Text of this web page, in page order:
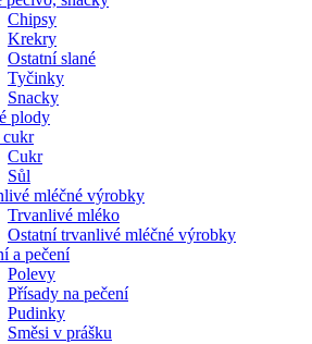
Chipsy
Krekry
Ostatní slané
Tyčinky
Snacky
plody
cukr
Cukr
Sůl
mléčné výrobky
Trvanlivé mléko
Ostatní trvanlivé mléčné výrobky
a pečení
Polevy
Přísady na pečení
Pudinky
Směsi v prášku